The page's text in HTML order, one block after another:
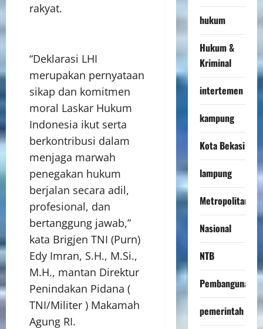
rakyat.
“Deklarasi LHI
merupakan pernyataan
sikap dan komitmen
moral Laskar Hukum
Indonesia ikut serta
berkontribusi dalam
menjaga marwah
penegakan hukum
berjalan secara adil,
profesional, dan
bertanggung jawab,”
kata Brigjen TNI (Purn)
Edy Imran, S.H., M.Si.,
M.H., mantan Direktur
Penindakan Pidana (
TNI/Militer ) Makamah
Agung RI.
hukum
Hukum &
Kriminal
intertemen
kampung
Kota Bekasi
lampung
Metropolitan
Nasional
NTB
Pembangunan
pemerintah